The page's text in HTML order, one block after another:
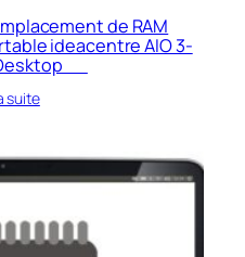
de RAM
ideacentre AIO 3-
suite